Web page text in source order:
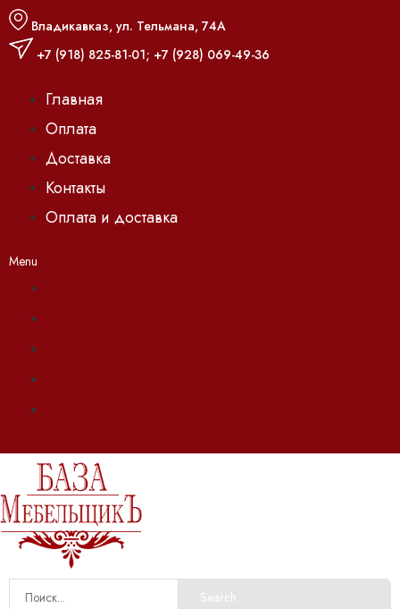
Владикавказ, ул. Тельмана, 74А
+7 (918) 825-81-01; +7 (928) 069-49-36
Главная
Оплата
Доставка
Контакты
Оплата и доставка
Menu
Search